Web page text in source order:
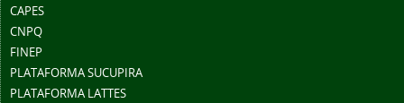
CAPES
CNPQ
FINEP
PLATAFORMA SUCUPIRA
PLATAFORMA LATTES